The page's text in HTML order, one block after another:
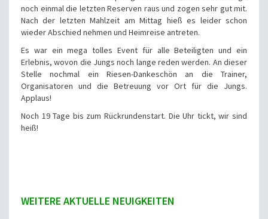
noch einmal die letzten Reserven raus und zogen sehr gut mit.
Nach der letzten Mahlzeit am Mittag hieß es leider schon
wieder Abschied nehmen und Heimreise antreten.
Es war ein mega tolles Event für alle Beteiligten und ein
Erlebnis, wovon die Jungs noch lange reden werden. An dieser
Stelle nochmal ein Riesen-Dankeschön an die Trainer,
Organisatoren und die Betreuung vor Ort für die Jungs.
Applaus!
Noch 19 Tage bis zum Rückrundenstart. Die Uhr tickt, wir sind
heiß!
WEITERE AKTUELLE NEUIGKEITEN